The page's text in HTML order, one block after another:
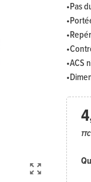

•Pas
•ACS
TTC